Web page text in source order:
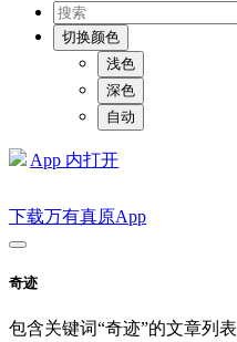
切换颜色
浅色
深色
自动
App 内打开
下载万有真原App
奇迹
包含关键词“奇迹”的文章列表